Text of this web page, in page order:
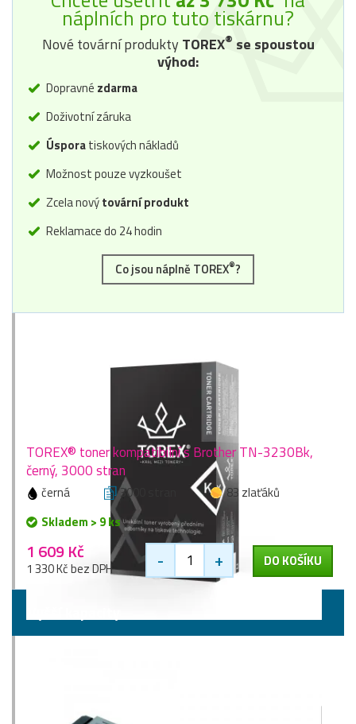
náplních pro tuto tiskárnu?
Nové tovární produktyTOREX® se spoustou
výhod:
Dopravné zdarma
Doživotní záruka
Úsporatiskových nákladů
Možnost pouze vyzkoušet
Zcela novýtovární produkt
Reklamace do 24 hodin
Co jsou náplně TOREX®?
TOREX® toner kompatibilní s Brother TN-3230Bk,
černý, 3000 stran
černá 3000 stran
83 zlaťáků
Skladem > 9 ks
1 609 Kč
1 330 Kč bez DPH - + DO KOŠÍKU